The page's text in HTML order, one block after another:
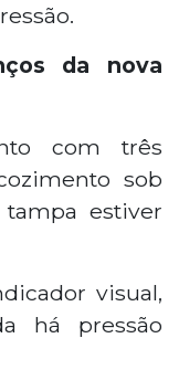
da nova
com três
sob
estiver
visual,
há pressão